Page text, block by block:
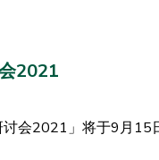
2021
会2021」将于9月